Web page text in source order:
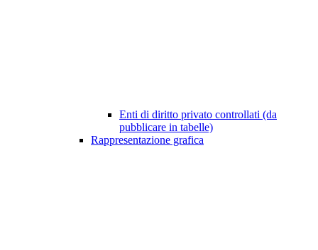
Enti di diritto privato controllati (da
pubblicare in tabelle)
Rappresentazione grafica